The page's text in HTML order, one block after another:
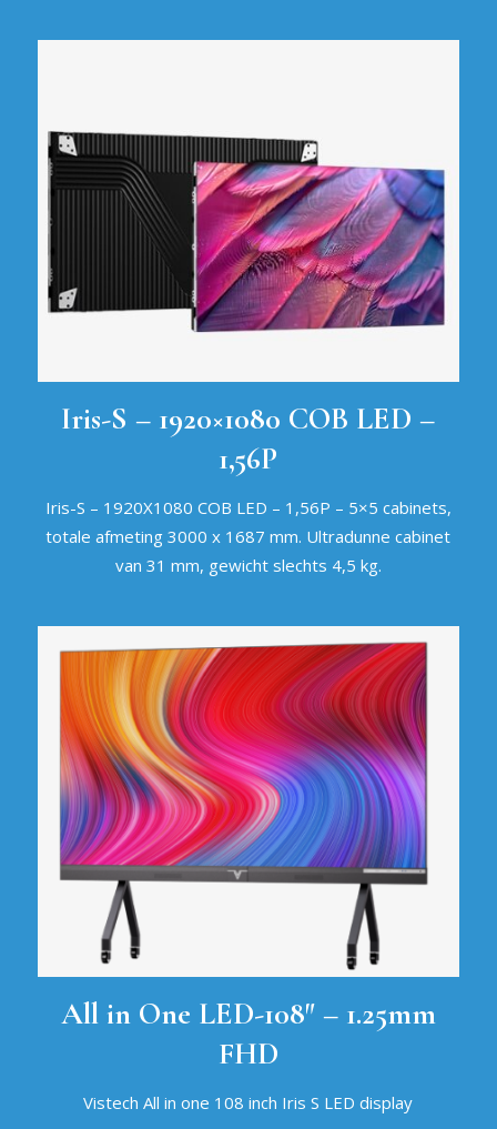
Iris-S – 1920×1080 COB LED –
1,56P
Iris-S – 1920X1080 COB LED – 1,56P – 5×5 cabinets,
totale afmeting 3000 x 1687 mm. Ultradunne cabinet
van 31 mm, gewicht slechts 4,5 kg.
All in One LED-108″ – 1.25mm
FHD
Vistech All in one 108 inch Iris S LED display